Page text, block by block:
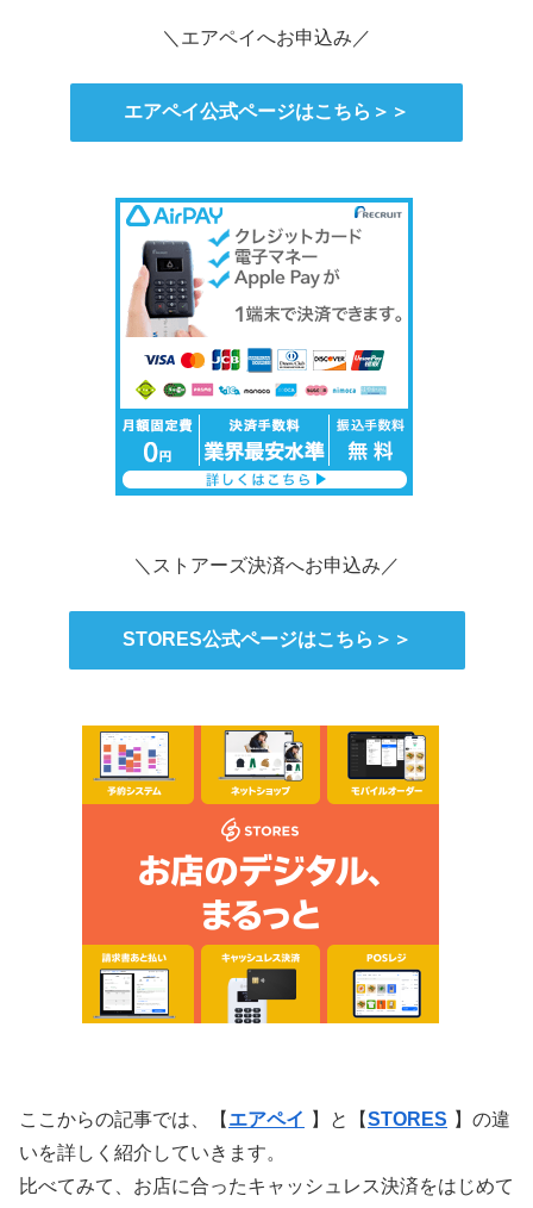
＼エアペイへお申込み／
エアペイ公式ページはこちら＞＞
＼ストアーズ決済へお申込み／
STORES公式ページはこちら＞＞
ここからの記事では、【 エアペイ 】と【STORES 】の違
いを詳しく紹介していきます。
比べてみて、お店に合ったキャッシュレス決済をはじめて